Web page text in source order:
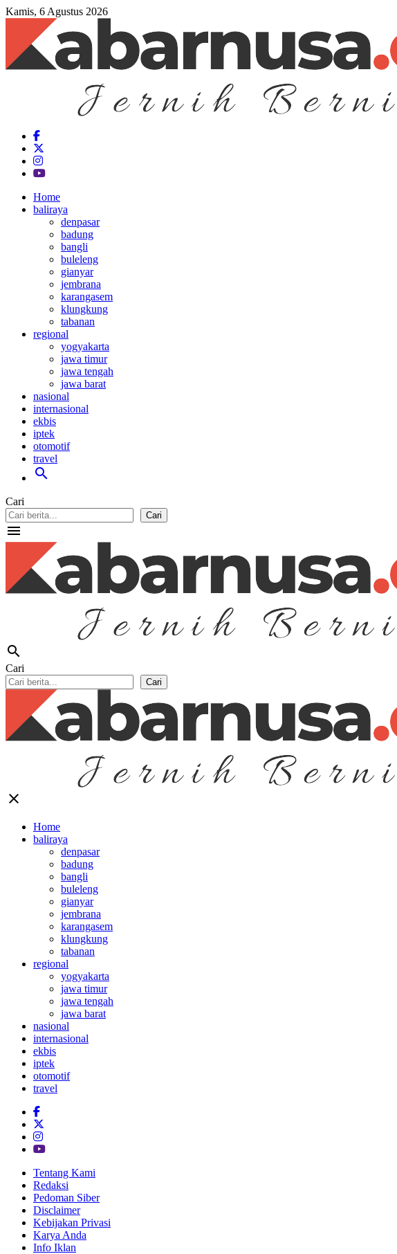
Kamis, 6 Agustus 2026
Home
baliraya
denpasar
badung
bangli
buleleng
gianyar
jembrana
karangasem
klungkung
tabanan
regional
yogyakarta
jawa timur
jawa tengah
jawa barat
nasional
internasional
ekbis
iptek
otomotif
travel
search
Cari
Cari
menu
search
Cari
Cari
close
Home
baliraya
denpasar
badung
bangli
buleleng
gianyar
jembrana
karangasem
klungkung
tabanan
regional
yogyakarta
jawa timur
jawa tengah
jawa barat
nasional
internasional
ekbis
iptek
otomotif
travel
Tentang Kami
Redaksi
Pedoman Siber
Disclaimer
Kebijakan Privasi
Karya Anda
Info Iklan